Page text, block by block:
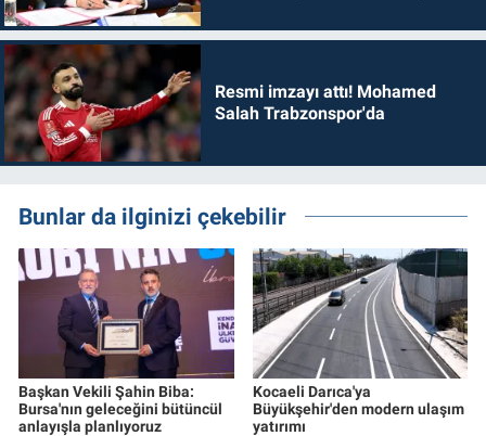
Resmi imzayı attı! Mohamed
Salah Trabzonspor'da
Bunlar da ilginizi çekebilir
Başkan Vekili Şahin Biba:
Bursa'nın geleceğini bütüncül
anlayışla planlıyoruz
Kocaeli Darıca'ya
Büyükşehir'den modern ulaşım
yatırımı